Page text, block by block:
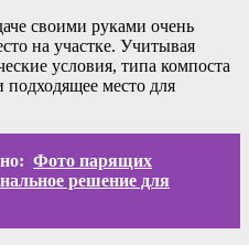
своими руками очень
на участке. Учитывая
условия, типа компоста
подходящее место для
Фото парящих
решение для